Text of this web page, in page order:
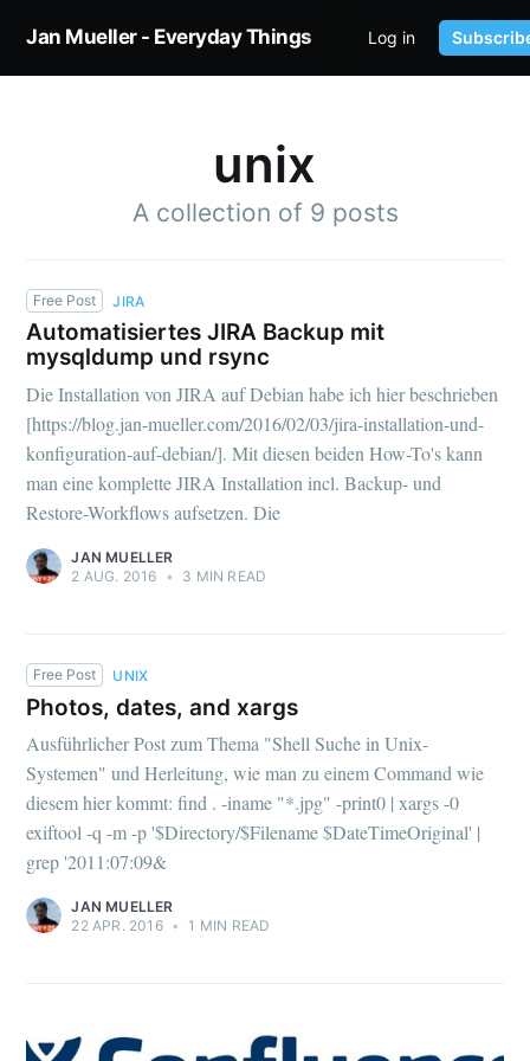
Jan Mueller - Everyday Things HOME TWITTER
Log in
unix
A collection of 9 posts
Free Post JIRA
Automatisiertes JIRA Backup mit
mysqldump und rsync
Die Installation von JIRA auf Debian habe ich hier beschrieben
[https://blog.jan-mueller.com/2016/02/03/jira-installation-und-
konfiguration-auf-debian/]. Mit diesen beiden How-To's kann
man eine komplette JIRA Installation incl. Backup- und
Restore-Workflows aufsetzen. Die
JAN MUELLER
2 AUG. 2016 • 3 MIN READ
Free Post UNIX
Photos, dates, and xargs
Ausführlicher Post zum Thema "Shell Suche in Unix-
Systemen" und Herleitung, wie man zu einem Command wie
diesem hier kommt: find . -iname "*.jpg" -print0 | xargs -0
exiftool -q -m -p '$Directory/$Filename $DateTimeOriginal' |
grep '2011:07:09&
JAN MUELLER
22 APR. 2016 • 1 MIN READ